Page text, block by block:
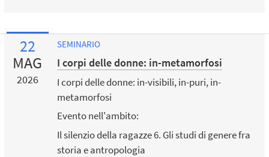
22
MAG
2026
SEMINARIO
I corpi delle donne: in-metamorfosi
I corpi delle donne: in-visibili, in-puri, in-
metamorfosi
Evento nell'ambito:
Il silenzio della ragazze 6. Gli studi di genere fra
storia e antropologia